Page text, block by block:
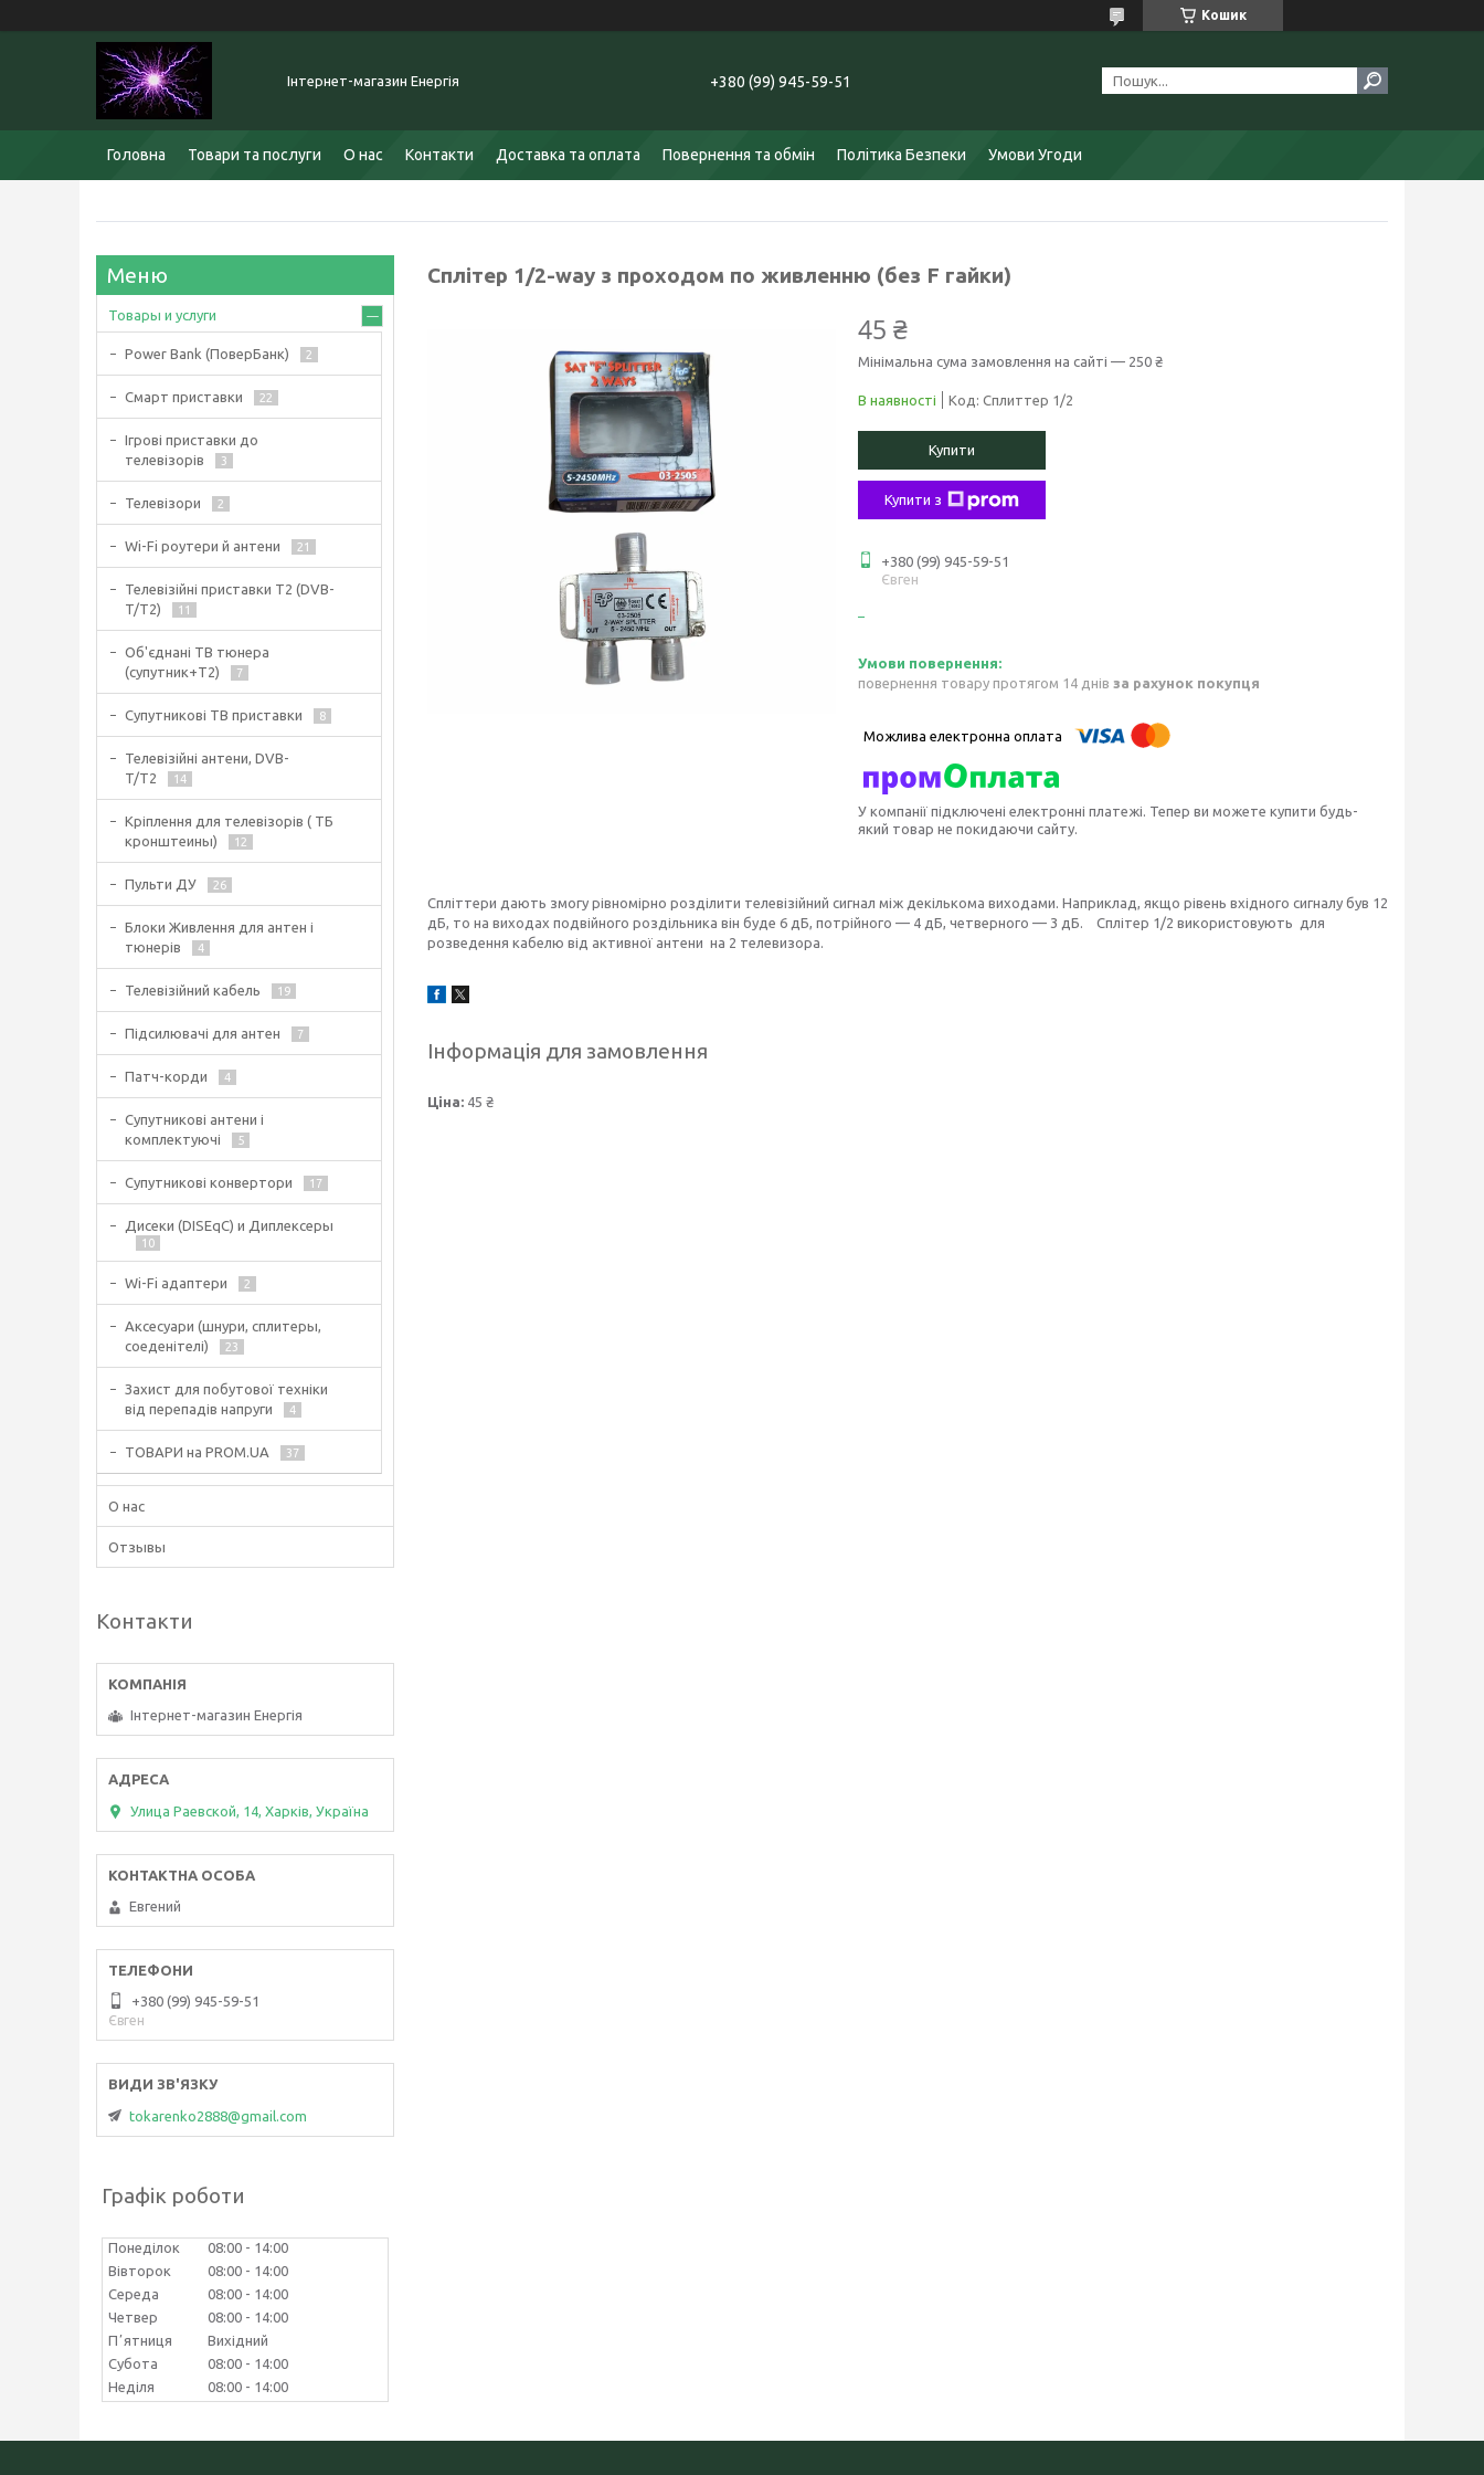
Кошик
Інтернет-магазин Енергія +380 (99) 945-59-51
Головна Товари та послуги О нас Контакти Доставка та оплата Повернення та обмін Політика Безпеки Умови Угоди
Сплітер 1/2-way з проходом по живленню (без F гайки)
45 ₴
Мінімальна сума замовлення на сайті — 250 ₴
В наявності Код: Сплиттер 1/2
Купити
Купити з
+380 (99) 945-59-51
Євген
повернення товару протягом 14 днів за рахунок покупця
У компанії підключені електронні платежі. Тепер ви можете купити будь-
який товар не покидаючи сайту.
Спліттери дають змогу рівномірно розділити телевізійний сигнал між декількома виходами. Наприклад, якщо рівень вхідного сигналу був 12
дБ, то на виходах подвійного роздільника він буде 6 дБ, потрійного — 4 дБ, четверного — 3 дБ. Сплітер 1/2 використовують для
розведення кабелю від активної антени на 2 телевизора
Інформація для замовлення
Ціна: 45 ₴
Товары и услуги
Power Bank (ПоверБанк) 2
Смарт приставки 22
Ігрові приставки до
телевізорів
3
Телевізори 2
Wi-Fi роутери й антени 21
Телевізійні приставки Т2 (DVB-
T/T2)
11
Об'єднані ТВ тюнера
(супутник+Т2)
7
Супутникові ТВ приставки 8
Телевізійні антени, DVB-
T/T2
14
Кріплення для телевізорів ( ТБ
кронштеины)
12
Пульти ДУ 26
Блоки Живлення для антен і
тюнерів
4
Телевізійний кабель 19
Підсилювачі для антен 7
Патч-корди 4
Супутникові антени і
комплектуючі
5
Супутникові конвертори 17
Дисеки (DISEqC) и Диплексеры
10
Wi-Fi адаптери 2
Аксесуари (шнури, сплитеры,
соеденітелі)
23
Захист для побутової техніки
від перепадів напруги
4
ТОВАРИ на PROM.UA 37
О нас
Отзывы
Контакти
Інтернет-магазин Енергія
Улица Раевской, 14, Харків, Україна
Евгений
+380 (99) 945-59-51
Євген
tokarenko2888@gmail.com
Графік роботи
Понеділок 08:00
14:00
Вівторок
08:00
14:00
Середа
08:00
14:00
Четвер
08:00
14:00
Пʼятниця
Вихідний
Субота
08:00
14:00
Неділя
08:00 14:00